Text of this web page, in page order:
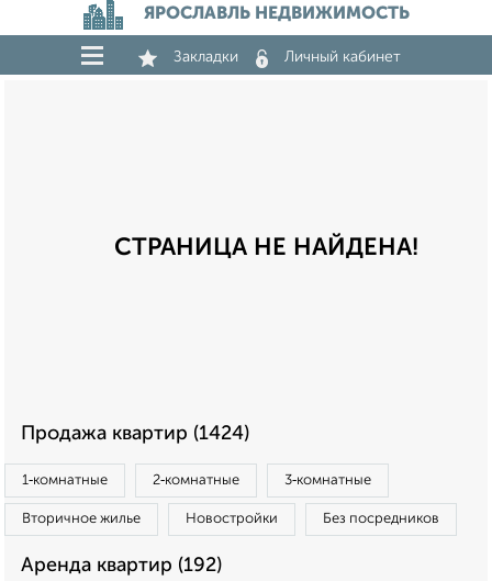
ЯРОСЛАВЛЬ НЕДВИЖИМОСТЬ
Закладки Личный кабинет
СТРАНИЦА НЕ НАЙДЕНА!
Продажа квартир (1424)
1‑комнатные 2‑комнатные 3‑комнатные
Вторичное жилье Новостройки Без посредников
Аренда квартир (192)